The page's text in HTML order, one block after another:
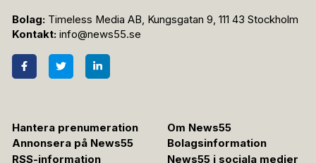
Bolag: Timeless Media AB, Kungsgatan 9, 111 43 Stockholm
Kontakt: info@news55.se
Hantera prenumeration
Om News55
Annonsera på News55
Bolagsinformation
RSS-information
News55 i sociala medier